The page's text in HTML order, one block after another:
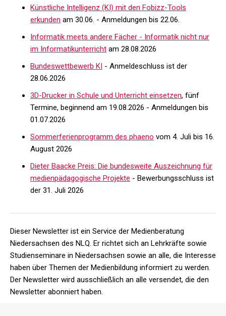
Künstliche Intelligenz (KI) mit den Fobizz-Tools
erkunden am 30.06. - Anmeldungen bis 22.06.
Informatik meets andere Fächer - Informatik nicht nur
im Informatikunterricht am 28.08.2026
Bundeswettbewerb KI - Anmeldeschluss ist der
28.06.2026
3D-Drucker in Schule und Unterricht einsetzen, fünf
Termine, beginnend am 19.08.2026 - Anmeldungen bis
01.07.2026
Sommerferienprogramm des phaeno vom 4. Juli bis 16.
August 2026
Dieter Baacke Preis: Die bundesweite Auszeichnung für
medienpädagogische Projekte - Bewerbungsschluss ist
der 31. Juli 2026
Dieser Newsletter ist ein Service der Medienberatung
Niedersachsen des NLQ. Er richtet sich an Lehrkräfte sowie
Studienseminare in Niedersachsen sowie an alle, die Interesse
haben über Themen der Medienbildung informiert zu werden.
Der Newsletter wird ausschließlich an alle versendet, die den
Newsletter abonniert haben.